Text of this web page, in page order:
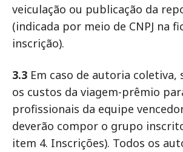
veiculação ou publicação da
(indicada por meio de CNPJ na
inscrição).
3.3 Em caso de autoria coletiva,
os custos da viagem-prêmio
profissionais da equipe
deverão compor o grupo
item 4. Inscrições). Todos os